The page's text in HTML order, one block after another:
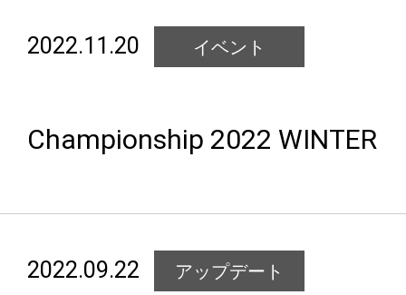
2022.11.20 イベント
Championship 2022 WINTER
2022.09.22 アップデート